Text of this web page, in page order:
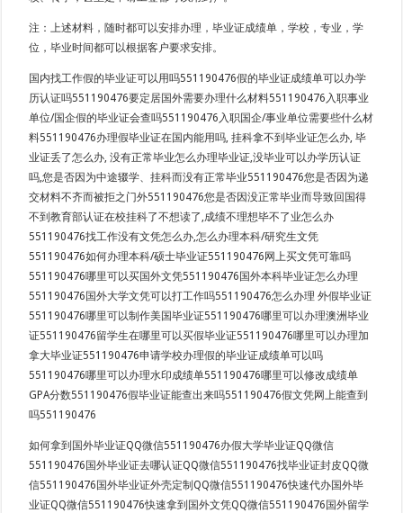
注：上述材料，随时都可以安排办理，毕业证成绩单，学校，专业，学
位，毕业时间都可以根据客户要求安排。
国内找工作假的毕业证可以用吗551190476假的毕业证成绩单可以办学
历认证吗551190476要定居国外需要办理什么材料551190476入职事业
单位/国企假的毕业证会查吗551190476入职国企/事业单位需要些什么材
料551190476办理假毕业证在国内能用吗, 挂科拿不到毕业证怎么办, 毕
业证丢了怎么办, 没有正常毕业怎么办理毕业证,没毕业可以办学历认证
吗,您是否因为中途辍学、挂科而没有正常毕业551190476您是否因为递
交材料不齐而被拒之门外551190476您是否因没正常毕业而导致回国得
不到教育部认证在校挂科了不想读了,成绩不理想毕不了业怎么办
551190476找工作没有文凭怎么办,怎么办理本科/研究生文凭
551190476如何办理本科/硕士毕业证551190476网上买文凭可靠吗
551190476哪里可以买国外文凭551190476国外本科毕业证怎么办理
551190476国外大学文凭可以打工作吗551190476怎么办理 外假毕业证
551190476哪里可以制作美国毕业证551190476哪里可以办理澳洲毕业
证551190476留学生在哪里可以买假毕业证551190476哪里可以办理加
拿大毕业证551190476申请学校办理假的毕业证成绩单可以吗
551190476哪里可以办理水印成绩单551190476哪里可以修改成绩单
GPA分数551190476假毕业证能查出来吗551190476假文凭网上能查到
吗551190476
如何拿到国外毕业证QQ微信551190476办假大学毕业证QQ微信
551190476国外毕业证去哪认证QQ微信551190476找毕业证封皮QQ微
信551190476国外毕业证外壳定制QQ微信551190476快速代办国外毕
业证QQ微信551190476快速拿到国外文凭QQ微信551190476国外留学